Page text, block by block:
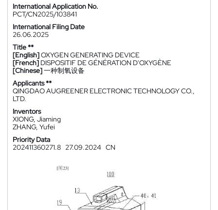
International Application No.
PCT/CN2025/103841
International Filing Date
26.06.2025
Title **
[English]OXYGEN GENERATING DEVICE
[French] DISPOSITIF DE GÉNÉRATION D'OXYGÈNE
[Chinese]一种制氧设备
Applicants **
QINGDAO AUGREENER ELECTRONIC TECHNOLOGY CO.,
LTD.
Inventors
XIONG, Jiaming
ZHANG, Yufei
Priority Data
202411360271.8 27.09.2024 CN